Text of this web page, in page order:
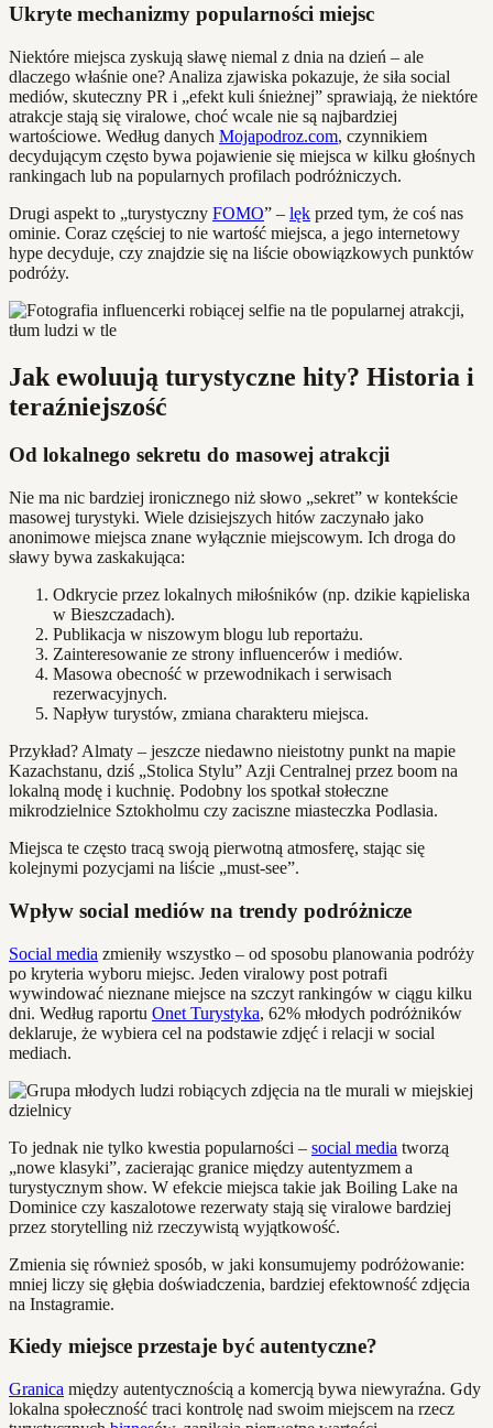
Ukryte mechanizmy popularności miejsc
Niektóre miejsca zyskują sławę niemal z dnia na dzień – ale
dlaczego właśnie one? Analiza zjawiska pokazuje, że siła social
mediów, skuteczny PR i „efekt kuli śnieżnej” sprawiają, że niektóre
atrakcje stają się viralowe, choć wcale nie są najbardziej
wartościowe. Według danych Mojapodroz.com, czynnikiem
decydującym często bywa pojawienie się miejsca w kilku głośnych
rankingach lub na popularnych profilach podróżniczych.
Drugi aspekt to „turystyczny FOMO” – lęk przed tym, że coś nas
ominie. Coraz częściej to nie wartość miejsca, a jego internetowy
hype decyduje, czy znajdzie się na liście obowiązkowych punktów
podróży.
Jak ewoluują turystyczne hity? Historia i
teraźniejszość
Od lokalnego sekretu do masowej atrakcji
Nie ma nic bardziej ironicznego niż słowo „sekret” w kontekście
masowej turystyki. Wiele dzisiejszych hitów zaczynało jako
anonimowe miejsca znane wyłącznie miejscowym. Ich droga do
sławy bywa zaskakująca:
Odkrycie przez lokalnych miłośników (np. dzikie kąpieliska
w Bieszczadach).
Publikacja w niszowym blogu lub reportażu.
Zainteresowanie ze strony influencerów i mediów.
Masowa obecność w przewodnikach i serwisach
rezerwacyjnych.
Napływ turystów, zmiana charakteru miejsca.
Przykład? Almaty – jeszcze niedawno nieistotny punkt na mapie
Kazachstanu, dziś „Stolica Stylu” Azji Centralnej przez boom na
lokalną modę i kuchnię. Podobny los spotkał stołeczne
mikrodzielnice Sztokholmu czy zaciszne miasteczka Podlasia.
Miejsca te często tracą swoją pierwotną atmosferę, stając się
kolejnymi pozycjami na liście „must-see”.
Wpływ social mediów na trendy podróżnicze
Social media zmieniły wszystko – od sposobu planowania podróży
po kryteria wyboru miejsc. Jeden viralowy post potrafi
wywindować nieznane miejsce na szczyt rankingów w ciągu kilku
dni. Według raportu Onet Turystyka, 62% młodych podróżników
deklaruje, że wybiera cel na podstawie zdjęć i relacji w social
mediach.
To jednak nie tylko kwestia popularności – social media tworzą
„nowe klasyki”, zacierając granice między autentyzmem a
turystycznym show. W efekcie miejsca takie jak Boiling Lake na
Dominice czy kaszalotowe rezerwaty stają się viralowe bardziej
przez storytelling niż rzeczywistą wyjątkowość.
Zmienia się również sposób, w jaki konsumujemy podróżowanie:
mniej liczy się głębia doświadczenia, bardziej efektowność zdjęcia
na Instagramie.
Kiedy miejsce przestaje być autentyczne?
Granica między autentycznością a komercją bywa niewyraźna. Gdy
lokalna społeczność traci kontrolę nad swoim miejscem na rzecz